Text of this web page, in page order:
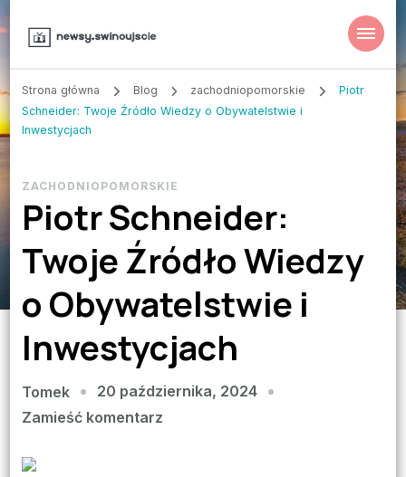
Strona główna Blog zachodniopomorskie
Piotr
Schneider: Twoje Źródło Wiedzy o Obywatelstwie i
Inwestycjach
ZACHODNIOPOMORSKIE
Piotr Schneider:
Twoje Źródło Wiedzy
o Obywatelstwie i
Inwestycjach
Tomek
20 października, 2024
Zamieść komentarzwe